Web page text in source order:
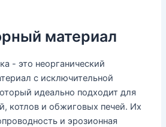
материал
- это неорганический
с исключительной
идеально подходит для
котлов и обжиговых печей. Их
и эрозионная